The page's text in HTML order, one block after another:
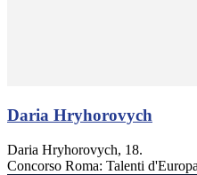
Daria Hryhorovych
Daria Hryhorovych, 18.
Concorso Roma: Talenti